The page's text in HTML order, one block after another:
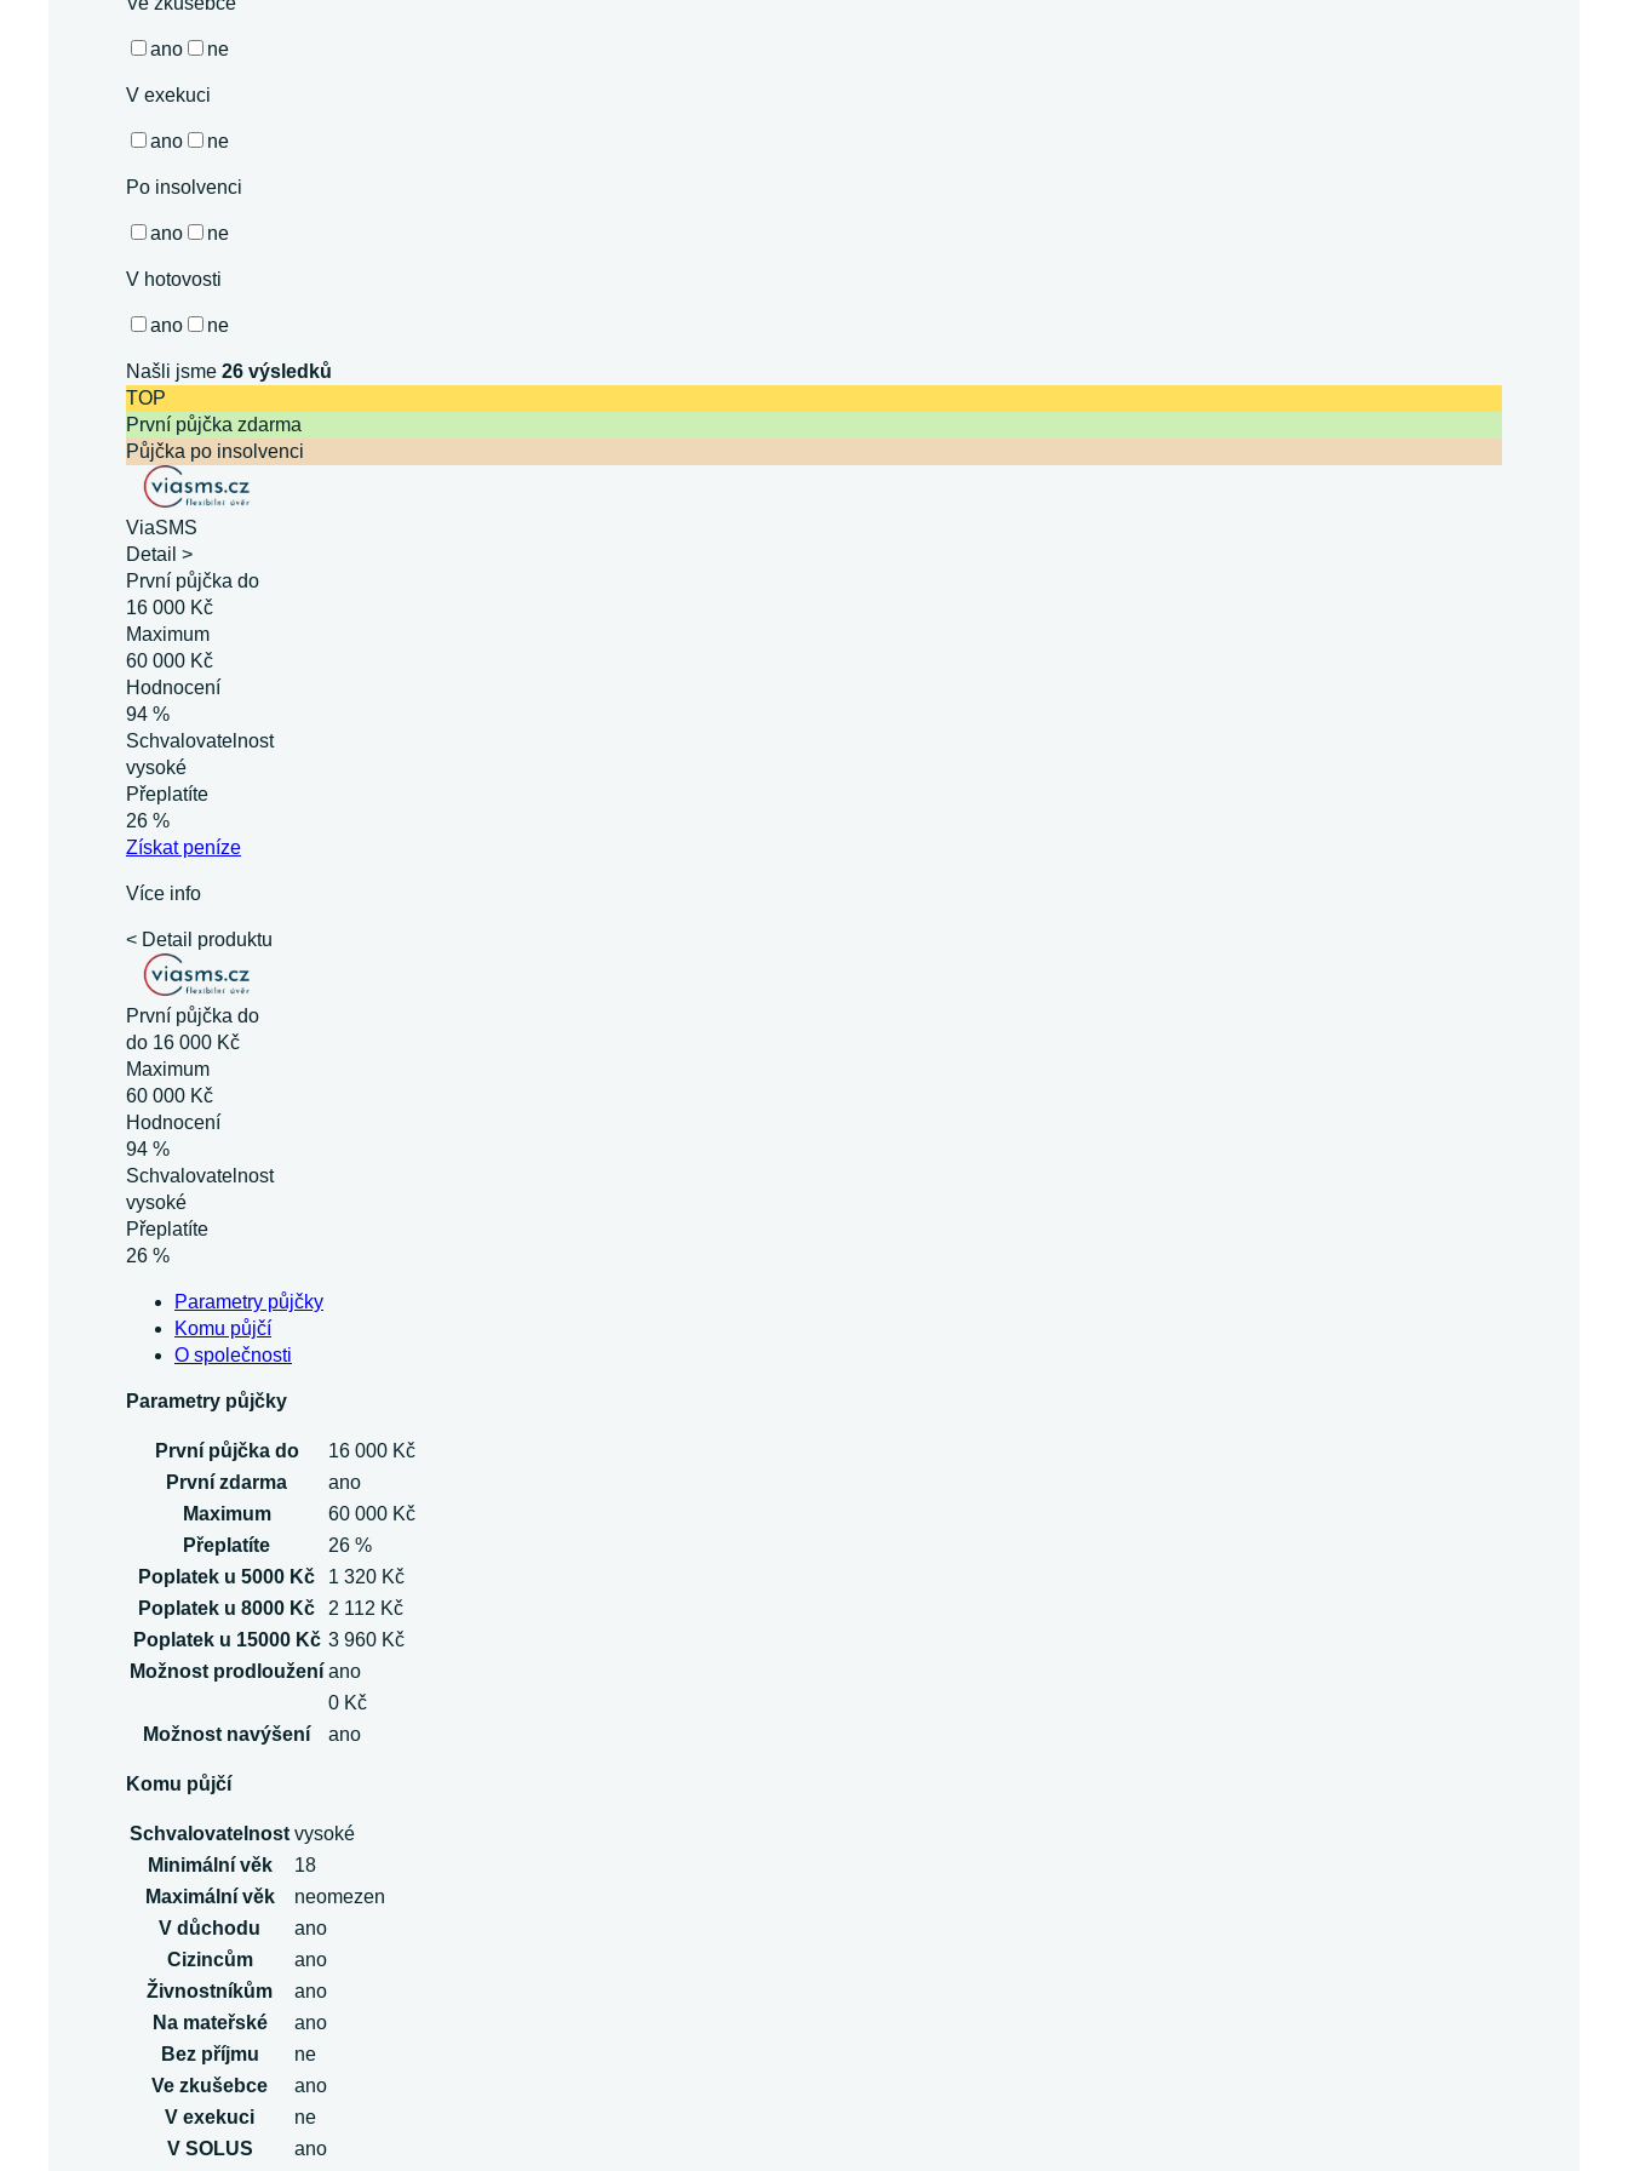
ano ne
V exekuci
ano ne
Po insolvenci
ano ne
V hotovosti
ano ne
Našli jsme 26 výsledků
TOP
První půjčka zdarma
Půjčka po insolvenci
ViaSMS
Detail >
První půjčka do
16 000 Kč
Maximum
60 000 Kč
Hodnocení
94 %
Schvalovatelnost
vysoké
Přeplatíte
26 %
Získatpeníze
Více info
< Detail produktu
První půjčka do
do 16 000 Kč
Maximum
60 000 Kč
Hodnocení
94 %
Schvalovatelnost
vysoké
Přeplatíte
26 %
Parametry půjčky
Komu půjčí
O společnosti
Parametry půjčky
První půjčka do
16 000 Kč
První zdarma
ano
Maximum
60 000 Kč
Přeplatíte
26 %
Poplatek u 5000 Kč
1 320 Kč
Poplatek u 8000 Kč
2 112 Kč
Poplatek u 15000 Kč 3 960 Kč
Možnost prodloužení ano
0 Kč
Možnost navýšení
ano
Komu půjčí
Schvalovatelnost vysoké
Minimální věk
18
Maximální věk
neomezen
V důchodu
ano
Cizincům
ano
Živnostníkům
ano
Na mateřské
ano
Bez příjmu
ne
Ve zkušebce
ano
V exekuci
ne
V SOLUS
ano